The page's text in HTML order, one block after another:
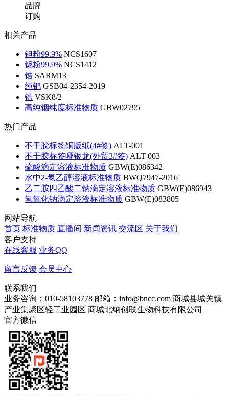
品牌
订购
相关产品
钽粉99.9% NCS1607
铌粉99.9% NCS1412
锆 SARM13
纯钯 GSB04-2354-2019
锆 VSK8/2
高纯铟纯度标准物质 GBW02795
热门产品
不干胶标签铜版纸(4#签) ALT-001
不干胶标签哑银龙(外贸3#签) ALT-003
硫酸滴定溶液标准物质 GBW(E)086342
水中2-氯乙醇溶液标准物质 BWQ7947-2016
乙二胺四乙酸二钠滴定溶液标准物质 GBW(E)086943
氢氧化钠滴定溶液标准物质 GBW(E)083805
网站导航
首页 标准物质 直播间 新闻资讯 交流区 关于我们
客户支持
在线客服 业务QQ
留言反馈 会员中心
联系我们
业务咨询：010-58103778 邮箱：info@bncc.com 商城县城关镇
产业集聚区轻工业园区 商城北纳创联生物科技有限公司
官方微信